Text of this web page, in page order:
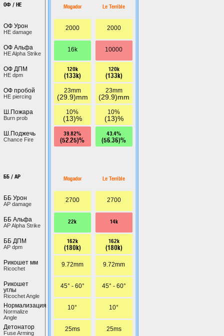
ОФ / HE
ОФ Урон
HE damage
ОФ Альфа
HE Alpha Strike
ОФ ДПМ
HE dpm
ОФ пробой
HE piercing
Ш.Пожара
Burn prob
Ш.Поджечь
Chance Fire
ББ / AP
ББ Урон
AP damage
ББ Альфа
AP Alpha Strike
ББ ДПМ
AP dpm
Рикошет мм
Ricochet
Рикошет
углы
Ricochet Angle
Нормализация
Normalize
Angle
Детонатор
Fuse Arming
Mogador
2000
16k
120k
(133k)
23mm
(29.9)mm
10%
(13)%
39.82%
(52.25)%
Mogador
2700
22k
162k
(180k)
9.72mm
45° - 60°
10°
25ms
Le Terrible
2000
10000
120k
(133k)
23mm
(29.9)mm
10%
(13)%
43.4%
(56.36)%
Le Terrible
2700
14k
162k
(180k)
9.72mm
45° - 60°
10°
25ms